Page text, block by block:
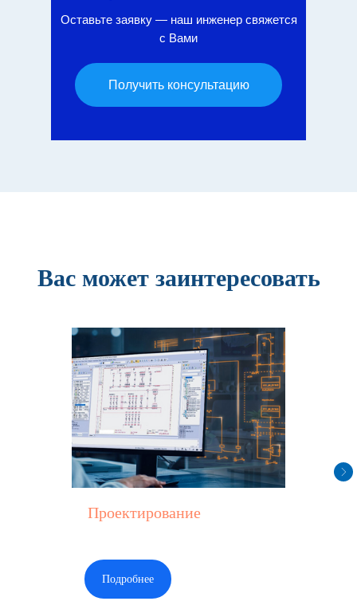
Получить консультацию
Оставьте заявку — наш инженер свяжется
с Вами
Вас может заинтересовать
Проектирование
Подробнее